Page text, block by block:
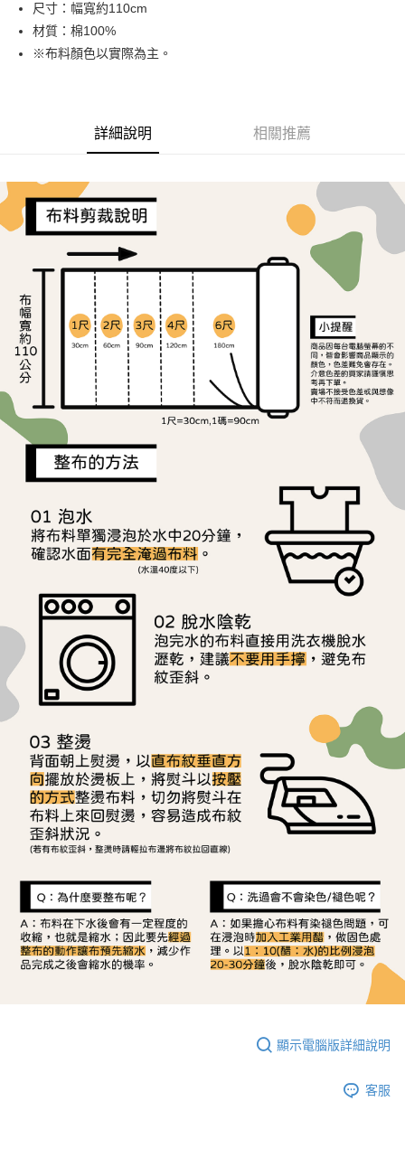
Google Pay
AFTEE先享後付
１．簡單：不需註冊會員、不需綁卡、不需儲值。
３．安心：先確認商品／服務後，再付款。
【「AFTEE先享後付」結帳流程】
１．於結帳方式選擇「AFTEE先享後付」後，將跳轉至「AFTEE先享後付」
結帳頁面，進行簡訊認證並確認金額後，即可完成結帳。
２．訂單成立數日內，您將收到繳費通知簡訊。
３．收到繳費通知簡訊後14天內，點擊此簡訊中的連結，可透過四大超商／
ATM／網路銀行／等多元方式進行付款，方視為交易完成。
※ 請注意：結帳手續完成當下不需立刻繳費，但若您需要取消訂單，請聯絡
購買商品的店家。未經商家同意取消之訂單仍視為有效，需透過AFTEE先享
後付繳納相關費用。
※ 交易是否成功請以「AFTEE先享後付 」之結帳頁面顯示為準，若有關於
是否繳費成功／繳費後需取消欲退款等相關疑問，請聯繫「AFTEE先享後付
客戶支援中心」 https://netprotections.freshdesk.com/support/home
【注意事項】
１．透過由恩沛科技股份有限公司提供之「AFTEE先享後付」服務完成之交
易，需依本服務之必要範圍內提供個人資料，並將交易相關給付款項請求債
權轉讓予恩沛科技股份有限公司。
https://aftee.tw/terms/#terms3
３．未成年的使用者請事先徵得法定代理人或監護人之同意方可使用
「AFTEE先享後付」，若未經同意申辦者引起之損失，本公司不負相關責
任。
４．使用「AFTEE先享後付」時，將依據個別帳號之用戶狀況，依本公司即
時審查核予不同之上限額度；若仍有額度不足之情形，本公司將視審查結果
請求用戶進行身份認證。
５．嚴禁一人註冊多個帳號或使用他人資訊註冊。若發現惡意使用之情形，
恩沛科技股份有限公司將有權停止該用戶之使用額度並採取法律行動。
全家取貨付款
每筆NT$65，滿NT$1,500(含以上)免運費
每筆NT$65，滿NT$1,500(含以上)免運費
宅配
每筆NT$150，滿NT$1,500(含以上)免運費
離島宅配
每筆NT$240
尺寸：幅寬約110cm
材質：棉100%
※布料顏色以實際為主。
詳細說明 相關推薦
顯示電腦版詳細說明
客服